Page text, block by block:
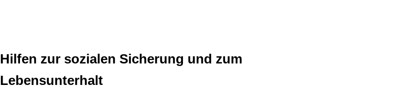
Hilfen zur sozialen Sicherung und zum
Lebensunterhalt